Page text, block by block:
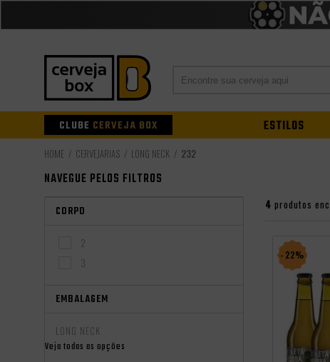
CLUBE CERVEJA BOX ESTILOS
CERVEJARIAS LONG NECK 232
NAVEGUE PELOS FILTROS
CORPO
2
3
EMBALAGEM
LONG NECK
Veja todas as opções
4 produtos
- 22%